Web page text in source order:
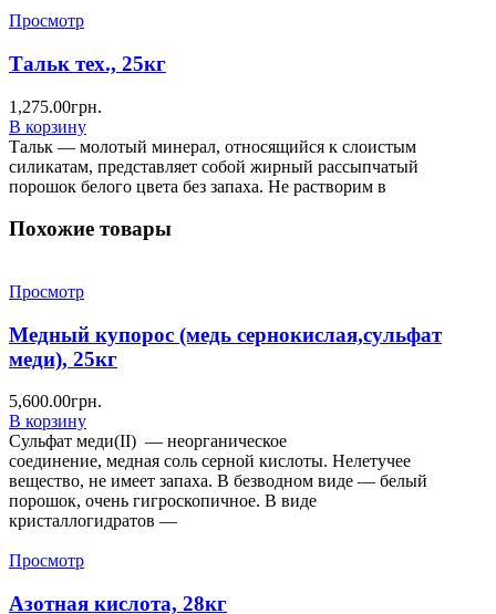
Просмотр
Тальк тех., 25кг
1,275.00грн.
В корзину
Тальк — молотый минерал, относящийся к слоистым
силикатам, представляет собой жирный рассыпчатый
порошок белого цвета без запаха. Не растворим в
Похожие товары
Просмотр
Медный купорос (медь сернокислая,сульфат
меди), 25кг
5,600.00грн.
В корзину
Сульфат меди(II) — неорганическое
соединение, медная соль серной кислоты. Нелетучее
вещество, не имеет запаха. В безводном виде — белый
порошок, очень гигроскопичное. В виде
кристаллогидратов —
Просмотр
Азотная кислота, 28кг